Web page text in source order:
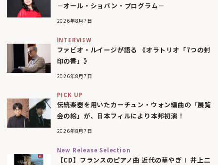
－オール・ショパン・プログラム－
2026年8月7日
INTERVIEW
ファビオ・ルイージが語る 《オラトリオ「7つの封
印の書」》
2026年8月7日
PICK UP
伝統楽器を用いたカーチュン・ウォン編曲の「展覧
会の絵」が、日本フィルにより本邦初演！
2026年8月7日
New Release Selection
【CD】フランスのピアノ曲 近代の華やぎⅠ 井上二